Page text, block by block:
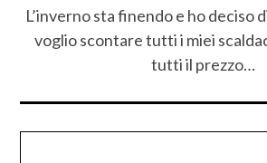
L’inverno sta finendo e ho deciso
voglio scontare tutti i miei
tutti il prezzo…